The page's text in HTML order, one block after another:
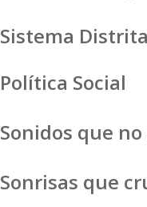
Sistema
Política Social
Sonidos que
Sonrisas que